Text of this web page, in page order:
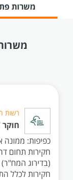
משרות
רשות
חוקר
כפיפות: ממונה
(בדירוג המח"ר)
חקירות לכלל